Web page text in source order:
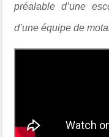
préalable d’une
d’une équipe de